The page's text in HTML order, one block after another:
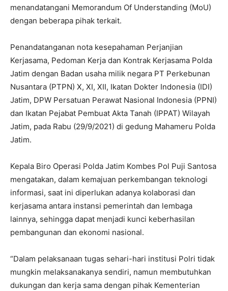
menandatangani Memorandum Of Understanding (MoU)
dengan beberapa pihak terkait.
Penandatanganan nota kesepahaman Perjanjian
Kerjasama, Pedoman Kerja dan Kontrak Kerjasama Polda
Jatim dengan Badan usaha milik negara PT Perkebunan
Nusantara (PTPN) X, XI, XII, Ikatan Dokter Indonesia (IDI)
Jatim, DPW Persatuan Perawat Nasional Indonesia (PPNI)
dan Ikatan Pejabat Pembuat Akta Tanah (IPPAT) Wilayah
Jatim, pada Rabu (29/9/2021) di gedung Mahameru Polda
Jatim.
Kepala Biro Operasi Polda Jatim Kombes Pol Puji Santosa
mengatakan, dalam kemajuan perkembangan teknologi
informasi, saat ini diperlukan adanya kolaborasi dan
kerjasama antara instansi pemerintah dan lembaga
lainnya, sehingga dapat menjadi kunci keberhasilan
pembangunan dan ekonomi nasional.
“Dalam pelaksanaan tugas sehari-hari institusi Polri tidak
mungkin melaksanakanya sendiri, namun membutuhkan
dukungan dan kerja sama dengan pihak Kementerian